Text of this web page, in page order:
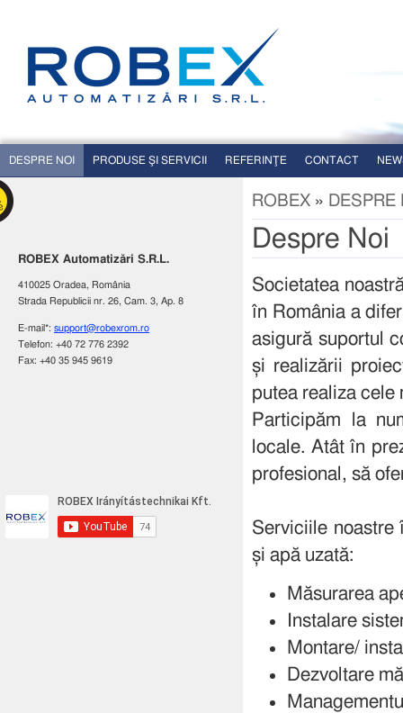
DESPRE NOI PRODUSE ŞI SERVICII REFERINŢE CONTACT
ROBEX Automatizări S.R.L.
410025 Oradea, România
Strada Republicii nr. 26, Cam. 3, Ap. 8
E-mail*: support@robexrom.ro
Telefon: +40 72 776 2392
Fax: +40 35 945 9619
ROBEX » DESPRE
Despre Noi
Societatea
în România a
asigură suportul
și realizării
putea realiza cele
Participăm la
locale. Atât în
profesional, să
Serviciile noastre
și apă uzată:
Măsurarea
Instalare
Montare/
Dezvoltare